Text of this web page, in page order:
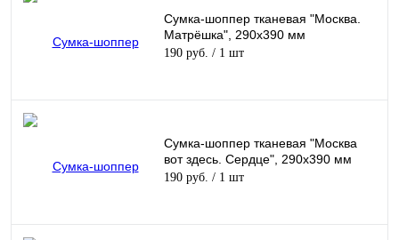
Сумка-шоппер тканевая "Москва.
Матрёшка", 290х390 мм
190 руб. / 1 шт
Сумка-шоппер тканевая "Москва
вот здесь. Сердце", 290х390 мм
190 руб. / 1 шт